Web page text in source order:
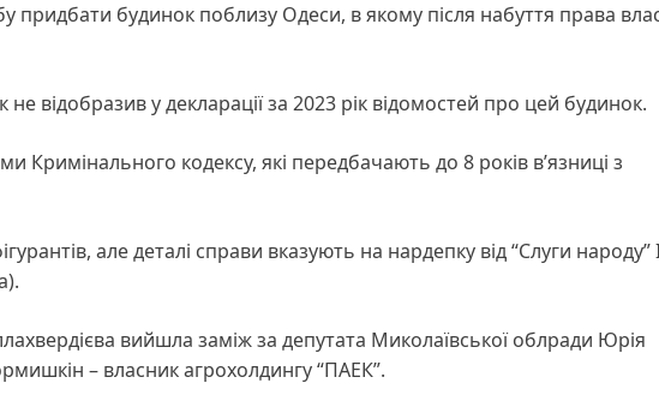
будинок поблизу Одеси, в якому після набуття права
не відобразив у декларації за 2023 рік відомостей про цей будинок.
Кримінального кодексу, які передбачають до 8 років в’язниці з
але деталі справи вказують на нардепку від “Слуги народу”
вийшла заміж за депутата Миколаївської облради Юрія
– власник агрохолдингу “ПАЕК”.